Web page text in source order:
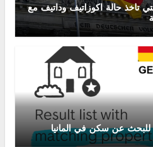
تأخذ حالة اكوزاتيف وداتيف مع
عن سكن في المانيا